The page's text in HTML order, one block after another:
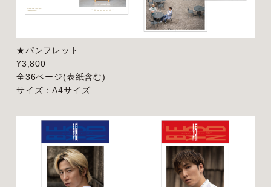
★パンフレット
¥3,800
全36ページ(表紙含む)
サイズ：A4サイズ